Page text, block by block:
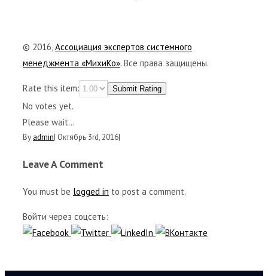
© 2016,Ассоциация экспертов системного
менеджмента «МихиКо». Все права защищены.
Rate this item: Submit Rating
No votes yet.
Please wait...
By admin| Октябрь 3rd, 2016|
Leave A Comment
You must be logged in to post a comment.
Войти через соцсеть: